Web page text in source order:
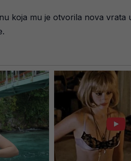
koja mu je otvorila nova vrata